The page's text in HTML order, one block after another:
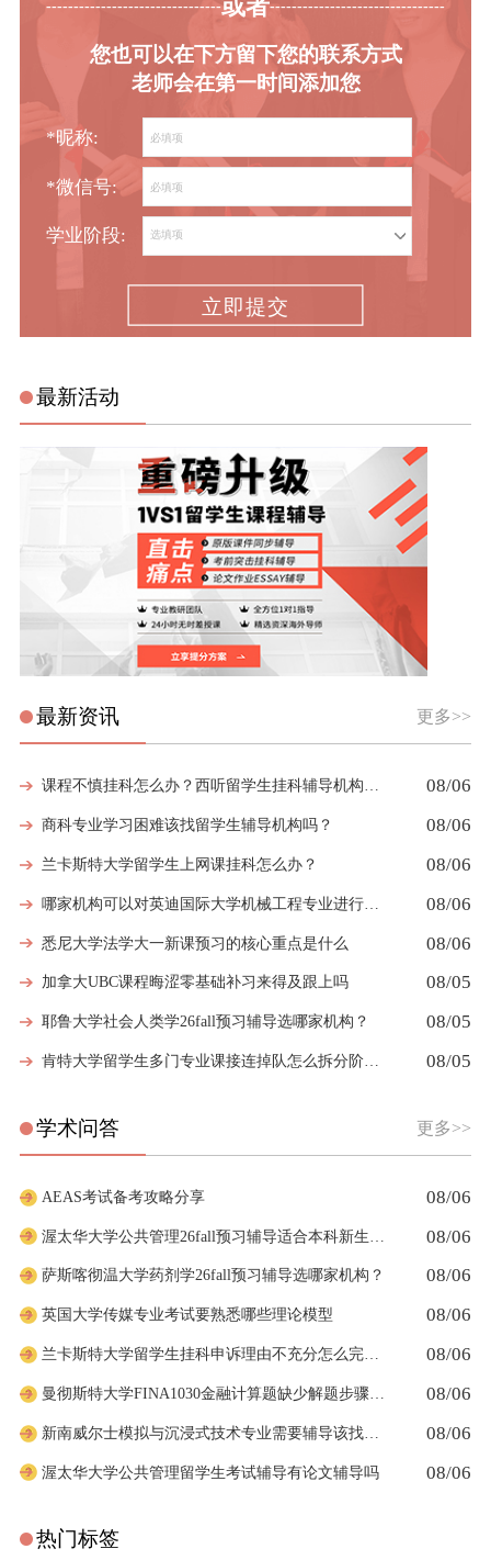
或者
您也可以在下方留下您的联系方式
老师会在第一时间添加您
*昵称:
*微信号:
学业阶段:
立即提交
最新活动
最新资讯 更多>>
课程不慎挂科怎么办？西听留学生挂科辅导机构教你如何高效挽救GPA 08/06
商科专业学习困难该找留学生辅导机构吗？ 08/06
兰卡斯特大学留学生上网课挂科怎么办？ 08/06
哪家机构可以对英迪国际大学机械工程专业进行留学生挂科辅导？ 08/06
悉尼大学法学大一新课预习的核心重点是什么 08/06
加拿大UBC课程晦涩零基础补习来得及跟上吗 08/05
耶鲁大学社会人类学26fall预习辅导选哪家机构？ 08/05
肯特大学留学生多门专业课接连掉队怎么拆分阶段性补习计划 08/05
学术问答 更多>>
AEAS考试备考攻略分享 08/06
08/06
萨斯喀彻温大学药剂学26fall预习辅导选哪家机构？ 08/06
英国大学传媒专业考试要熟悉哪些理论模型 08/06
兰卡斯特大学留学生挂科申诉理由不充分怎么完善补充材料 08/06
曼彻斯特大学FINA1030金融计算题缺少解题步骤该去哪里参考 08/06
新南威尔士模拟与沉浸式技术专业需要辅导该找谁？ 08/06
渥太华大学公共管理留学生考试辅导有论文辅导吗 08/06
热门标签